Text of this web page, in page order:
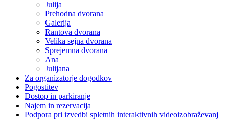
Julija
Prehodna dvorana
Galerija
Rantova dvorana
Velika sejna dvorana
Sprejemna dvorana
Ana
Julijana
Za organizatorje dogodkov
Pogostitev
Dostop in parkiranje
Najem in rezervacija
Podpora pri izvedbi spletnih interaktivnih videoizobraževanj